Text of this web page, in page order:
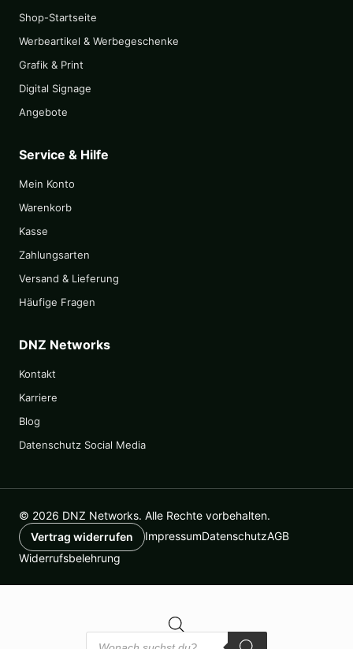
Shop-Startseite
Werbeartikel & Werbegeschenke
Grafik & Print
Digital Signage
Angebote
Service & Hilfe
Mein Konto
Warenkorb
Kasse
Zahlungsarten
Versand & Lieferung
Häufige Fragen
DNZ Networks
Kontakt
Karriere
Blog
Datenschutz Social Media
© 2026 DNZ Networks. Alle Rechte vorbehalten.
Vertrag widerrufen
ImpressumDatenschutzAGB
Widerrufsbelehrung
Products
search